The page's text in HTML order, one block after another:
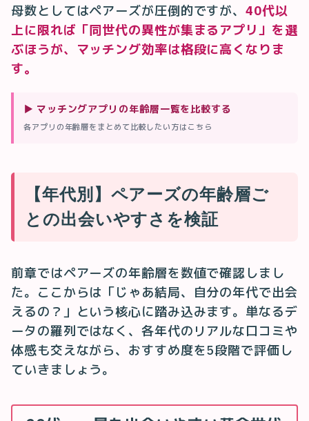
母数としてはペアーズが圧倒的ですが、40代以
上に限れば「同世代の異性が集まるアプリ」を選
ぶほうが、マッチング効率は格段に高くなりま
す。
▶ マッチングアプリの年齢層一覧を比較する
各アプリの年齢層をまとめて比較したい方はこちら
【年代別】ペアーズの年齢層ご
との出会いやすさを検証
前章ではペアーズの年齢層を数値で確認しまし
た。ここからは「じゃあ結局、自分の年代で出会
えるの？」という核心に踏み込みます。単なるデ
ータの羅列ではなく、各年代のリアルな口コミや
体感も交えながら、おすすめ度を5段階で評価し
ていきましょう。